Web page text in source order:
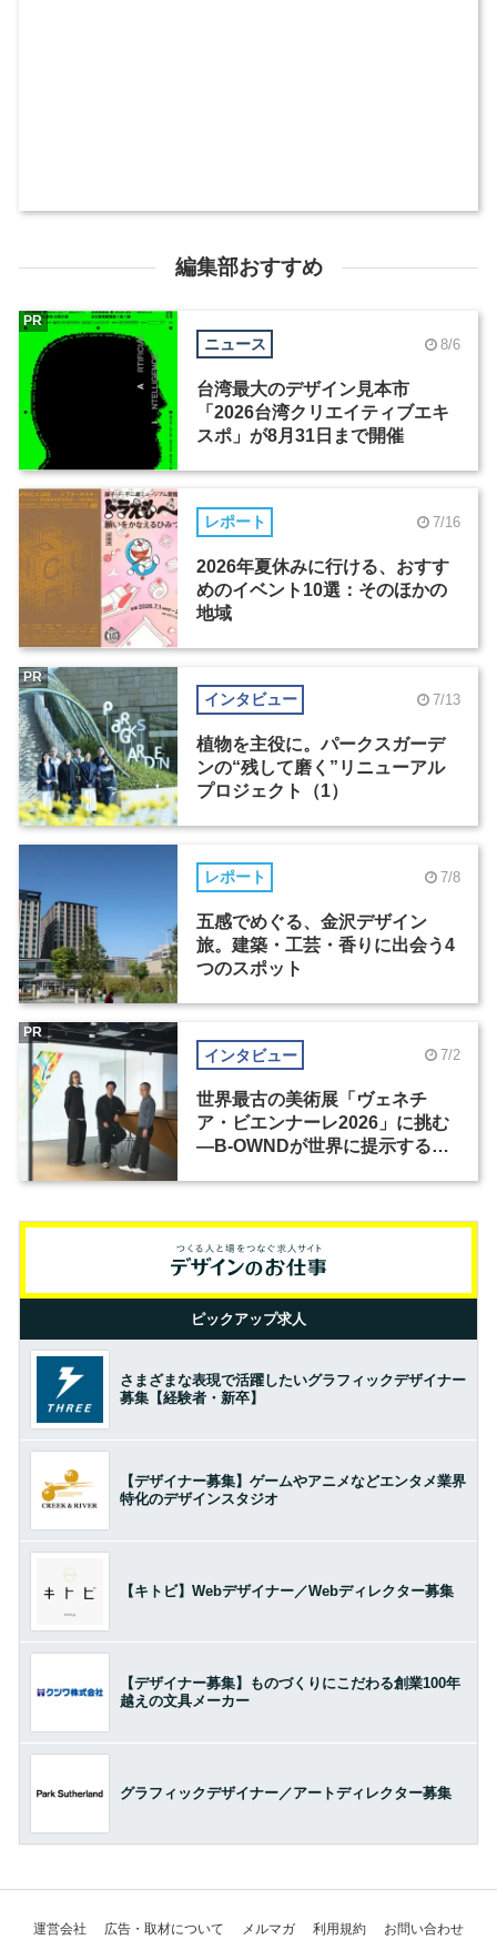
編集部おすすめ
ニュース 8/6
台湾最大のデザイン見本市
「2026台湾クリエイティブエキ
スポ」が8月31日まで開催
PR
レポート 7/16
2026年夏休みに行ける、おすす
めのイベント10選：そのほかの
地域
インタビュー 7/13
植物を主役に。パークスガーデ
ンの“残して磨く”リニューアル
プロジェクト（1）
PR
レポート 7/8
五感でめぐる、金沢デザイン
旅。建築・工芸・香りに出会う4
つのスポット
インタビュー 7/2
世界最古の美術展「ヴェネチ
ア・ビエンナーレ2026」に挑む
―B-OWNDが世界に提示する美
PR
ピックアップ求人
さまざまな表現で活躍したいグラフィックデザイナー
募集【経験者・新卒】
【デザイナー募集】ゲームやアニメなどエンタメ業界
特化のデザインスタジオ
【キトビ】Webデザイナー／Webディレクター募集
【デザイナー募集】ものづくりにこだわる創業100年
越えの文具メーカー
グラフィックデザイナー／アートディレクター募集
運営会社 広告・取材について メルマガ 利用規約 お問い合わせ